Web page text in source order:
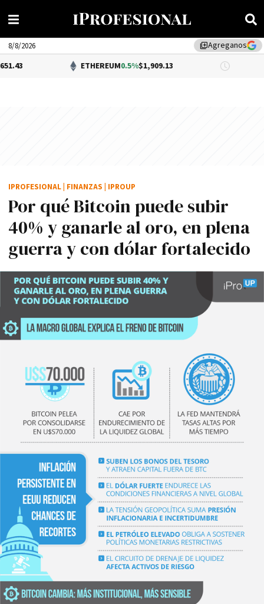
library_addAgreganos
8/8/2026
ETHEREUM 0.5%$1,909.13 DÓLAR BNA
Por qué Bitcoin puede subir
40% y ganarle al oro, en plena
guerra y con dólar fortalecido
IPROFESIONAL FINANZAS IPROUP